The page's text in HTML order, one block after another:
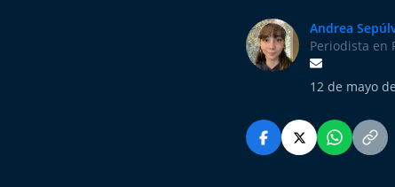
Andrea
Periodista en
12 de mayo